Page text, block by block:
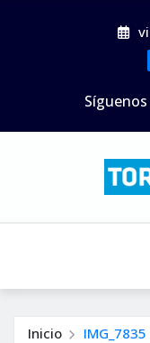
Síguenos
Inicio IMG_7835